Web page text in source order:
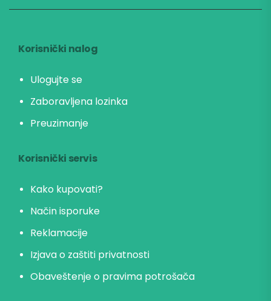
Korisnički nalog
Ulogujte se
Zaboravljena lozinka
Preuzimanje
Korisnički servis
Kako kupovati?
Način isporuke
Reklamacije
Izjava o zaštiti privatnosti
Obaveštenje o pravima potrošača